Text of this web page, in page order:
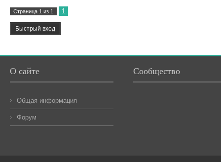
Страница 1 из 1 1
О сайте
Общая информация
Форум
Сообщество